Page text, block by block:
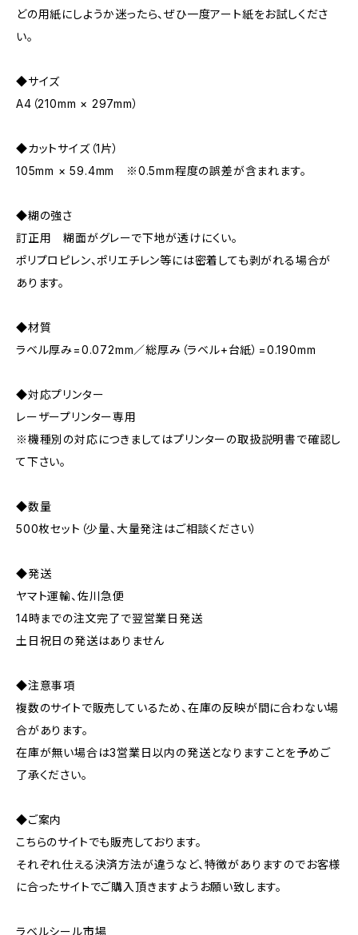
どの用紙にしようか迷ったら、ぜひ一度アート紙をお試しくださ
い。
◆サイズ
A4（210mm × 297mm）
◆カットサイズ（1片）
105mm × 59.4mm ※0.5mm程度の誤差が含まれます。
◆糊の強さ
訂正用 糊面がグレーで下地が透けにくい。
ポリプロピレン、ポリエチレン等には密着しても剥がれる場合が
あります。
◆材質
ラベル厚み=0.072mm／総厚み（ラベル+台紙）=0.190mm
◆対応プリンター
レーザープリンター専用
※機種別の対応につきましてはプリンターの取扱説明書で確認し
て下さい。
◆数量
500枚セット（少量、大量発注はご相談ください）
◆発送
ヤマト運輸、佐川急便
14時までの注文完了で翌営業日発送
土日祝日の発送はありません
◆注意事項
複数のサイトで販売しているため、在庫の反映が間に合わない場
合があります。
在庫が無い場合は3営業日以内の発送となりますことを予めご
了承ください。
◆ご案内
こちらのサイトでも販売しております。
それぞれ仕える決済方法が違うなど、特徴がありますのでお客様
に合ったサイトでご購入頂きますようお願い致します。
ラベルシール市場